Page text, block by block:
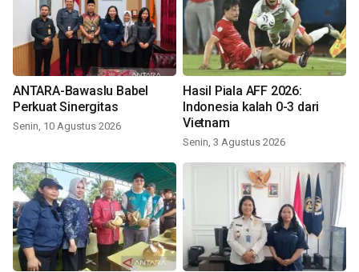
ANTARA-Bawaslu Babel
Perkuat Sinergitas
Senin, 10 Agustus 2026
Hasil Piala AFF 2026:
Indonesia kalah 0-3 dari
Vietnam
Senin, 3 Agustus 2026